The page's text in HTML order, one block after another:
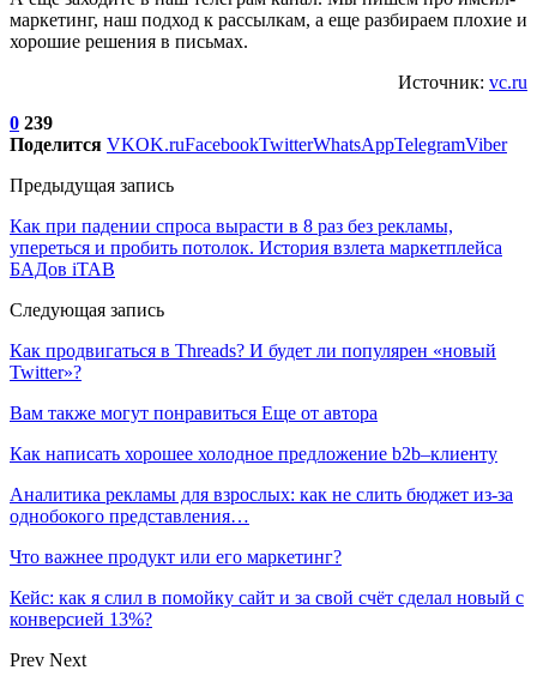
маркетинг, наш подход к рассылкам, а еще разбираем плохие и
хорошие решения в письмах.
Источник: vc.ru
0 239
Поделится VKOK.ruFacebookTwitterWhatsAppTelegramViber
Предыдущая запись
Как при падении спроса вырасти в 8 раз без рекламы,
упереться и пробить потолок. История взлета маркетплейса
БАДов iTAB
Следующая запись
Как продвигаться в Threads? И будет ли популярен «новый
Twitter»?
Вам также могут понравиться Еще от автора
Как написать хорошее холодное предложение b2b–клиенту
Аналитика рекламы для взрослых: как не слить бюджет из-за
однобокого представления…
Что важнее продукт или его маркетинг?
Кейс: как я слил в помойку сайт и за свой счёт сделал новый с
конверсией 13%?
Prev Next